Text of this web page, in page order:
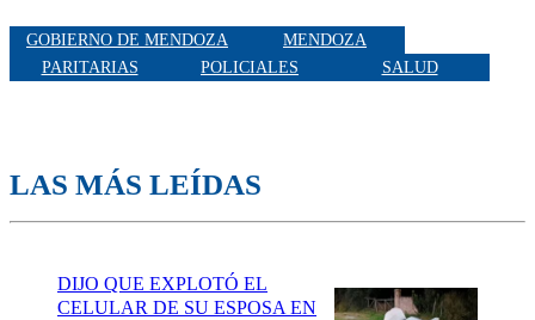
GOBIERNO DE MENDOZA
MENDOZA
PARITARIAS
POLICIALES SALUD
LAS MÁS LEÍDAS
DIJO QUE EXPLOTÓ EL
CELULAR DE SU ESPOSA EN